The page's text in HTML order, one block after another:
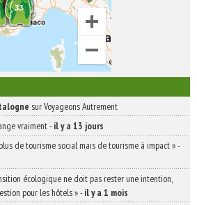
sur Voyageons Autrement
vraiment-il y a 13 jours
de tourisme social mais de tourisme à impact »-
écologique ne doit pas rester une intention,
pour les hôtels »-il y a 1 mois